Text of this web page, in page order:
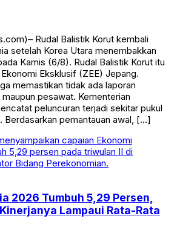
Rudal Balistik Korut kembali
setelah Korea Utara menembakkan
Kamis (6/8). Rudal Balistik Korut itu
Eksklusif (ZEE) Jepang.
memastikan tidak ada laporan
pesawat. Kementerian
peluncuran terjadi sekitar pukul
Berdasarkan pemantauan awal, […]
2026 Tumbuh 5,29 Persen,
Lampaui Rata-Rata